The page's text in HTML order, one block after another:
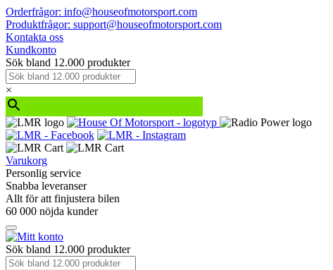
Orderfrågor: info@houseofmotorsport.com
Produktfrågor: support@houseofmotorsport.com
Kontakta oss
Kundkonto
Sök bland 12.000 produkter
×
Varukorg
Personlig service
Snabba leveranser
Allt för att finjustera bilen
60 000 nöjda kunder
Sök bland 12.000 produkter